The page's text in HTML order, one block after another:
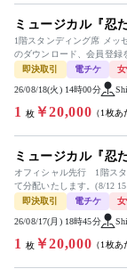
ミュージカル『忍
1階スタンディング席 メッ
のダウンロード、会員登録
即決取引
電チケ
26/08/18(火) 14時00分
1 枚￥20,000 （1枚あ
ミュージカル『忍
オフィシャル先行 1階スタ
て分配いたします。(8/12
ら事前に分配する...
即決取引 電チケ
26/08/17(月) 18時45分
1 枚￥20,000 （1枚あ